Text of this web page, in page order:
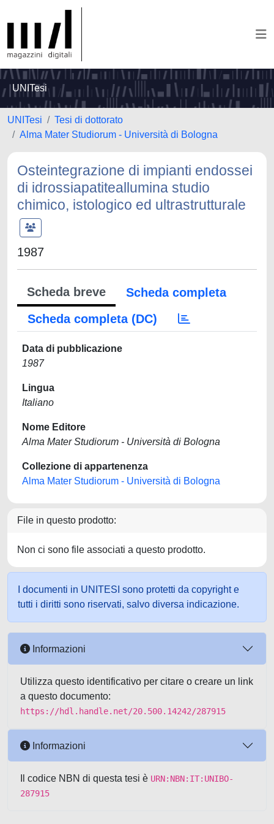
UNITesi
UNITesi
Tesi di dottorato
Alma Mater Studiorum - Università di Bologna
Osteintegrazione di impianti endossei
di idrossiapatiteallumina studio
chimico, istologico ed ultrastrutturale
1987
Scheda breve
Scheda completa
Scheda completa (DC)
Data di pubblicazione
1987
Lingua
Italiano
Nome Editore
Alma Mater Studiorum - Università di Bologna
Collezione di appartenenza
Alma Mater Studiorum - Università di Bologna
File in questo prodotto:
Non ci sono file associati a questo prodotto.
I documenti in UNITESI sono protetti da copyright e
tutti i diritti sono riservati, salvo diversa indicazione.
Informazioni
Utilizza questo identificativo per citare o creare un link
a questo documento:
https://hdl.handle.net/20.500.14242/287915
Informazioni
Il codice NBN di questa tesi è URN:NBN:IT:UNIBO-
287915